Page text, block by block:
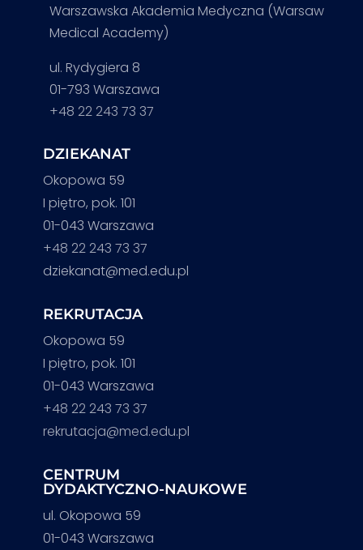
Warszawska Akademia Medyczna (Warsaw
Medical Academy)
ul. Rydygiera 8
01-793 Warszawa
+48 22 243 73 37
DZIEKANAT
Okopowa 59
I piętro, pok. 101
01-043 Warszawa
+48 22 243 73 37
dziekanat@med.edu.pl
REKRUTACJA
Okopowa 59
I piętro, pok. 101
01-043 Warszawa
+48 22 243 73 37
rekrutacja@med.edu.pl
CENTRUM
DYDAKTYCZNO-NAUKOWE
ul. Okopowa 59
01-043 Warszawa